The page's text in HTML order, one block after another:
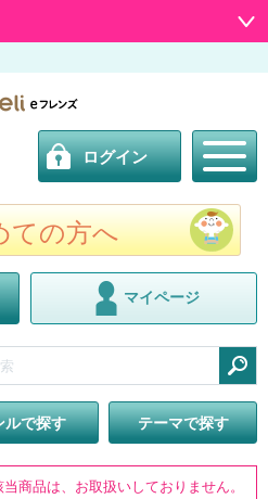
ログイン
ての方へ
マイページ
ルで探す テーマで探す
商品は、お取扱いしておりません。